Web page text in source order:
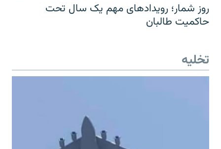
روز شمار؛ رویدادهای مهم یک سال تحت
حاکمیت طالبان
تخلیه